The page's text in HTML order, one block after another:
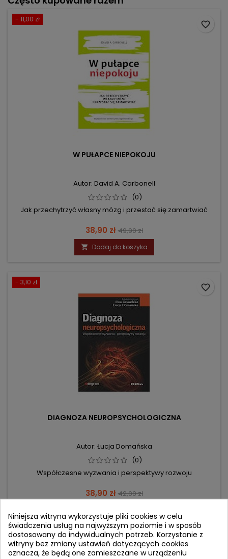
- 11,00 zł
W PUŁAPCE NIEPOKOJU
Autor: David A. Carbonell
(0)
Jak przechytrzyć własny mózg i przestać się zamartwiać
Cena
38,90 zł Cena
podstawowa
49,90 zł
 Dodaj do koszyka
favorite_border
- 3,10 zł
DIAGNOZA NEUROPSYCHOLOGICZNA
Autor: Łucja Domańska
(0)
Współczesne wyzwania i perspektywy rozwoju
Cena
38,90 zł Cena
42,00 zł
favorite_border
- 5,10 zł
Niniejsza witryna wykorzystuje pliki cookies w celu
świadczenia usług na najwyższym poziomie i w sposób
dostosowany do indywidualnych potrzeb. Korzystanie z
witryny bez zmiany ustawień dotyczących cookies
oznacza, że będą one zamieszczane w urządzeniu